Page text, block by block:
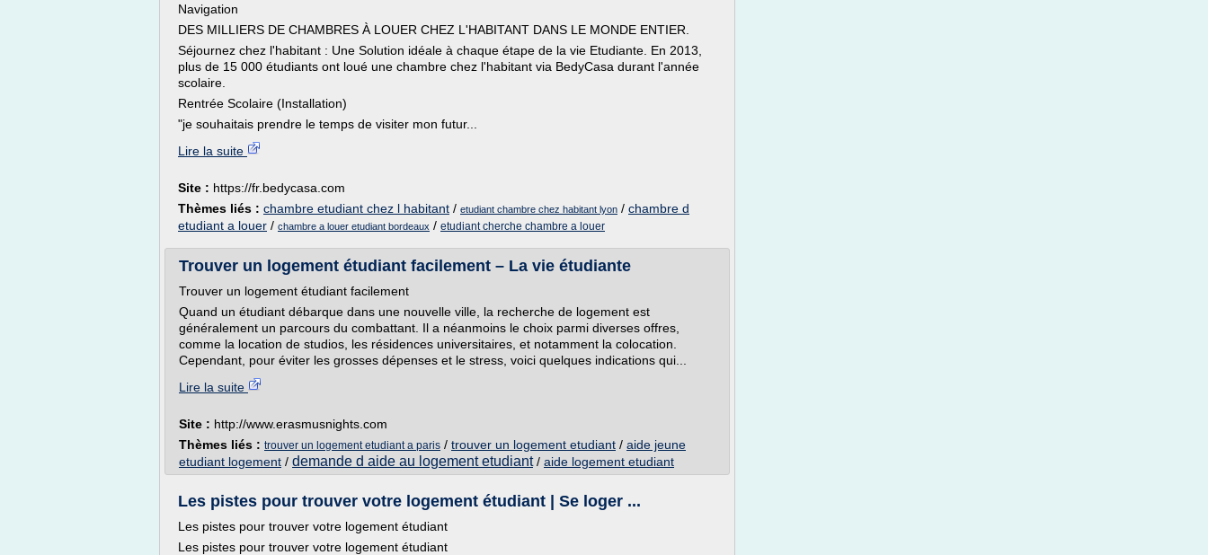
Navigation
DES MILLIERS DE CHAMBRES À LOUER CHEZ L'HABITANT DANS LE MONDE ENTIER.
Séjournez chez l'habitant : Une Solution idéale à chaque étape de la vie Etudiante. En 2013,
plus de 15 000 étudiants ont loué une chambre chez l'habitant via BedyCasa durant l'année
scolaire.
Rentrée Scolaire (Installation)
"je souhaitais prendre le temps de visiter mon futur...
Lire la suite
Site : https://fr.bedycasa.com
Thèmes liés : chambre etudiant chez l habitant / etudiant chambre chez habitant lyon / chambre d
etudiant a louer / chambre a louer etudiant bordeaux / etudiant cherche chambre a louer
Trouver un logement étudiant facilement – La vie étudiante
Trouver un logement étudiant facilement
Quand un étudiant débarque dans une nouvelle ville, la recherche de logement est
généralement un parcours du combattant. Il a néanmoins le choix parmi diverses offres,
comme la location de studios, les résidences universitaires, et notamment la colocation.
Cependant, pour éviter les grosses dépenses et le stress, voici quelques indications qui...
Lire la suite
Site : http://www.erasmusnights.com
Thèmes liés : trouver un logement etudiant a paris / trouver un logement etudiant / aide jeune
etudiant logement / demande d aide au logement etudiant/ aide logement etudiant
Les pistes pour trouver votre logement étudiant | Se loger ...
Les pistes pour trouver votre logement étudiant
Les pistes pour trouver votre logement étudiant